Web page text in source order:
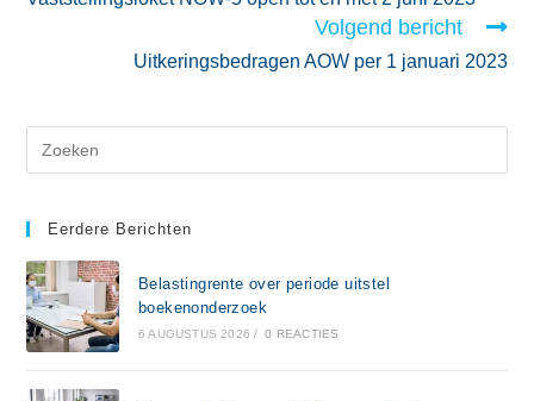
Volgend bericht
Uitkeringsbedragen AOW per 1 januari 2023
Eerdere Berichten
Belastingrente over periode uitstel
boekenonderzoek
6 AUGUSTUS 2026 / 0 REACTIES